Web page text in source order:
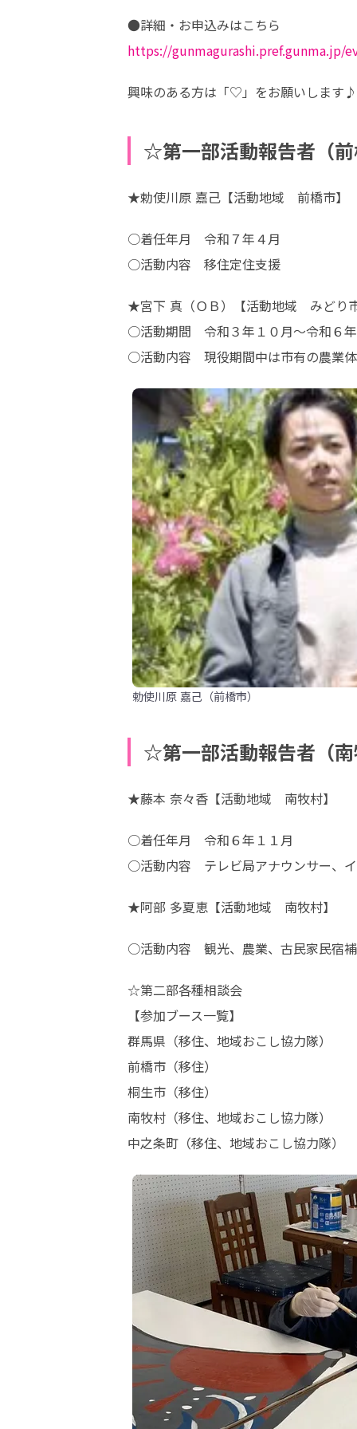
https://gunmagurashi.pref.gunma.jp/
興味のある方は「♡」をお願いします♪
☆第一部活動報告者
★勅使川原 嘉己【活動地域　前橋市】
○着任年月　令和７年４月
○活動内容　移住定住支援
★宮下 真（ＯＢ）【活動地域　みどり
○活動期間　令和３年１０月～令和６
○活動内容　現役期間中は市有の農業
勅使川原 嘉己（前橋市）
☆第一部活動
★藤本 奈々香【活動地域　南牧村】
○着任年月　令和６年１１月
○活動内容　テレビ局アナウンサー、
★阿部 多夏恵【活動地域　南牧村】
○活動内容　観光、農業、古民家民宿
☆第二部各種相談会
【参加
群馬県（移住、地域おこし協力隊）
前橋市（移住）
桐生市（移住）
南牧村（移住、地域おこし協力隊）
中之条町（移住、地域おこし協力隊）